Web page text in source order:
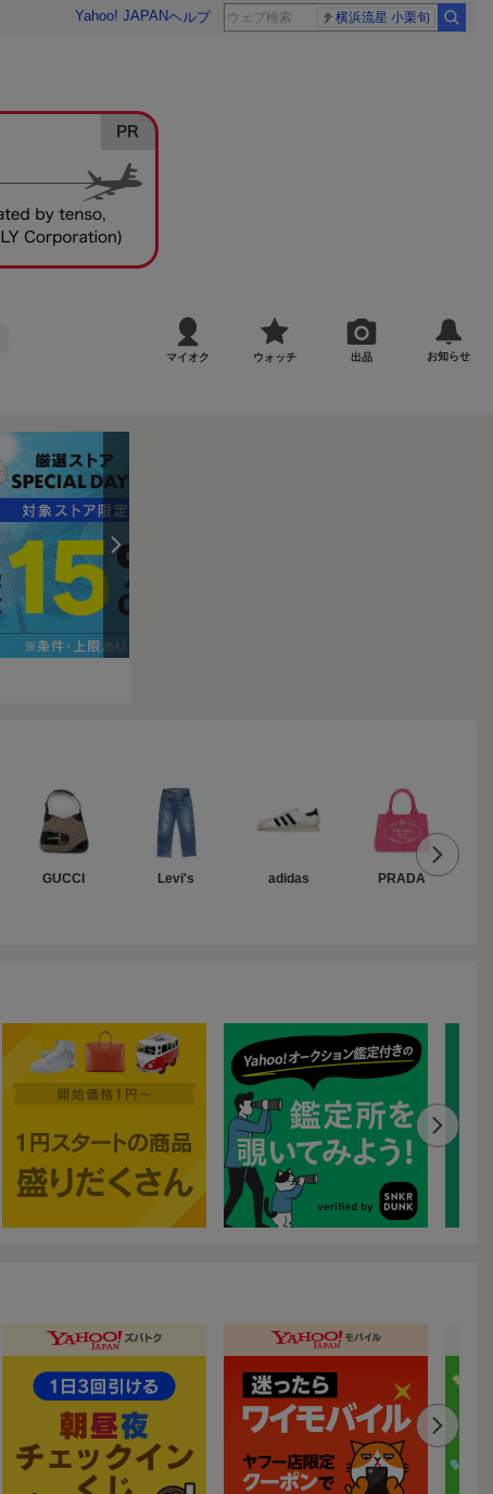
Yahoo! JAPANヘルプ 横浜流星 小栗旬
マイオク ウォッチ 出品 お知らせ
GUCCI Levi's adidas
PRADA